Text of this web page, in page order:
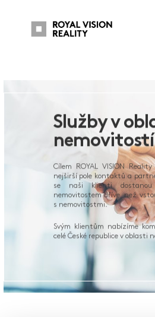
Služby v
nemovitostí
Cílem ROYAL VISION
nejširší pole kontaktů a
se naši klienti
nemovitostem dříve, než
s nemovitostmi.
Svým klientům nabízíme
celé České republice v oblasti